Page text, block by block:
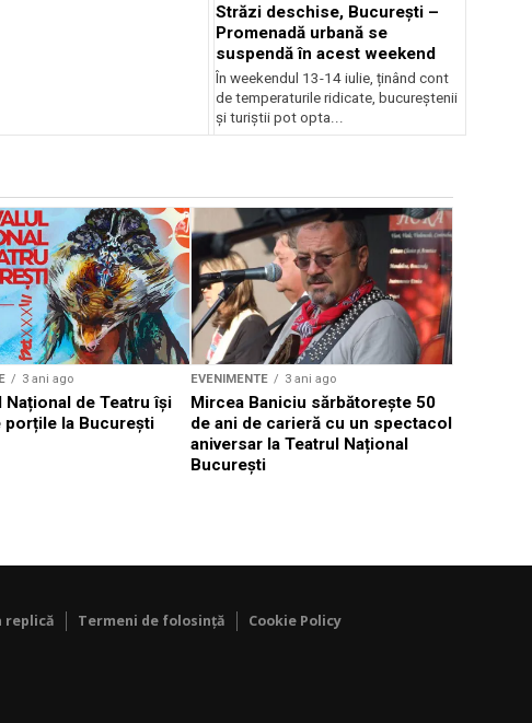
Străzi deschise, București –
Promenadă urbană se
suspendă în acest weekend
În weekendul 13-14 iulie, ținând cont
de temperaturile ridicate, bucureștenii
și turiștii pot opta...
3 ani ago
Național de Teatru își
porțile la București
EVENIMENTE 3 ani ago
Mircea Baniciu sărbătorește 50
de ani de carieră cu un spectacol
aniversar la Teatrul Național
București
replică Termeni de folosință Cookie Policy